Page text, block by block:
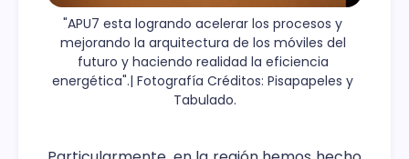
"APU7 esta logrando acelerar los procesos y
mejorando la arquitectura de los móviles del
futuro y haciendo realidad la eficiencia
energética".| Fotografía Créditos: Pisapapeles y
Tabulado.